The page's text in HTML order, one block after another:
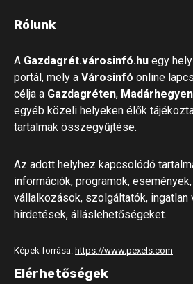
Rólunk
A Gazdagrét.városinfó.hu egy
portál, mely a Városinfó online
célja a Gazdagréten, Madárhegyen
egyéb közeli helyeken élők
tartalmak összegyűjtése.
Az adott helyhez kapcsolódó
információk, programok,
vállalkozások, szolgáltatók, ingatlan
hirdetések, álláslehetőségeket.
Képek forrása: https://www.pexels.com
Elérhetőségek